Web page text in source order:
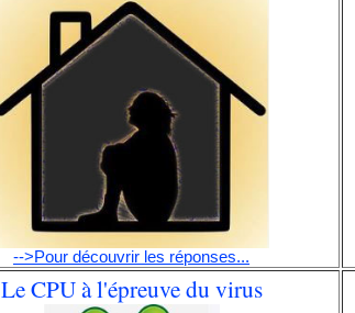
-->Pour découvrir les réponses...
Le CPU à l'épreuve du virus